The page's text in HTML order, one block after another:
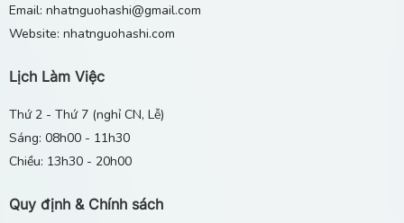
29/04/2026
Email: nhatnguohashi@gmail.com
Website: nhatnguohashi.com
Lịch Làm Việc
Thứ 2 - Thứ 7 (nghỉ CN, Lễ)
Sáng: 08h00 - 11h30
Chiều: 13h30 - 20h00
Quy định & Chính sách